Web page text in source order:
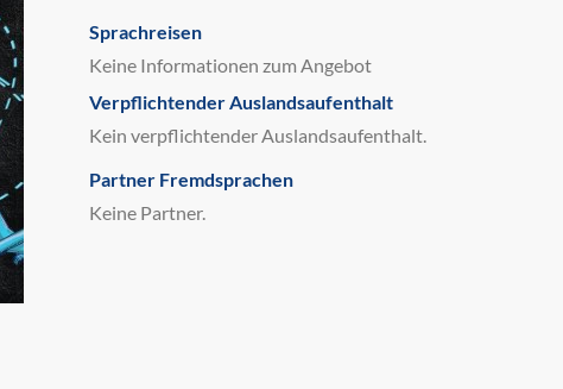
Sprachreisen
Keine Informationen zum Angebot
Verpflichtender Auslandsaufenthalt
Kein verpflichtender Auslandsaufenthalt.
Partner Fremdsprachen
Keine Partner.